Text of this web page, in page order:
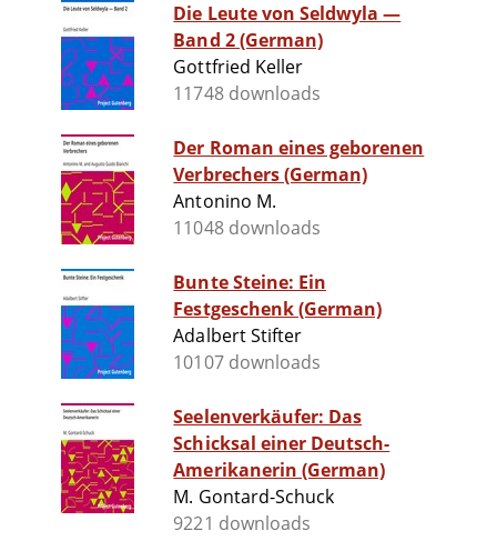
Die Leute von Seldwyla —
Band 2 (German)
Gottfried Keller
11748 downloads
Der Roman eines geborenen
Verbrechers (German)
Antonino M.
11048 downloads
Bunte Steine: Ein
Festgeschenk (German)
Adalbert Stifter
10107 downloads
Seelenverkäufer: Das
Schicksal einer Deutsch-
Amerikanerin (German)
M. Gontard-Schuck
9221 downloads